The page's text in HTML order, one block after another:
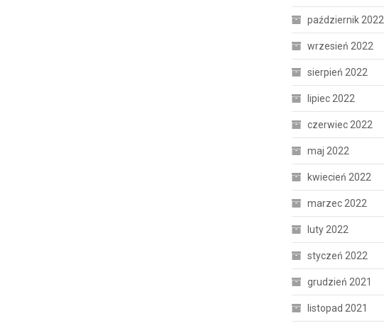
październik 2022
wrzesień 2022
sierpień 2022
lipiec 2022
czerwiec 2022
maj 2022
kwiecień 2022
marzec 2022
luty 2022
styczeń 2022
grudzień 2021
listopad 2021